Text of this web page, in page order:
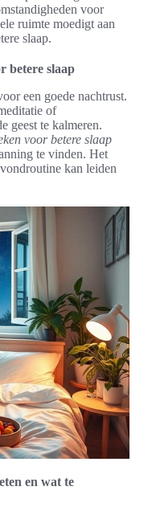
voor
ruimte moedigt aan
slaap.
betere slaap
een goede nachtrust.
of
geest te kalmeren.
voor betere slaap
te vinden. Het
kan leiden
en wat te